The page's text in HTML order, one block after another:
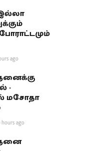
ago
-
மசோதா
hours ago